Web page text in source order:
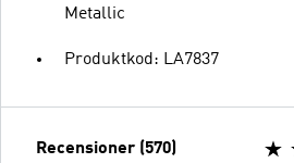
Metallic
Produktkod: LA7837
Recensioner (570)